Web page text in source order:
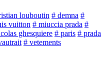
louboutin # demna #
vuitton # miuccia prada #
ghesquiere # paris # prada
# vetements